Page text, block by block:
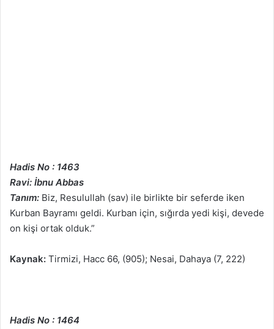
Hadis No : 1463
Ravi: İbnu Abbas
Tanım: Biz, Resulullah (sav) ile birlikte bir seferde iken
Kurban Bayramı geldi. Kurban için, sığırda yedi kişi, devede
on kişi ortak olduk.”
Kaynak: Tirmizi, Hacc 66, (905); Nesai, Dahaya (7, 222)
Hadis No : 1464